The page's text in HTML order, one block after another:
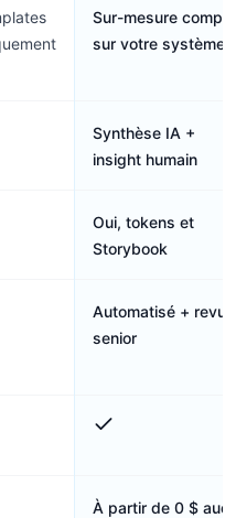
Sur-mesure
sur votre système
Synthèse IA +
insight humain
Oui, tokens et
Storybook
Automatisé + revue
senior
À partir de 0 $